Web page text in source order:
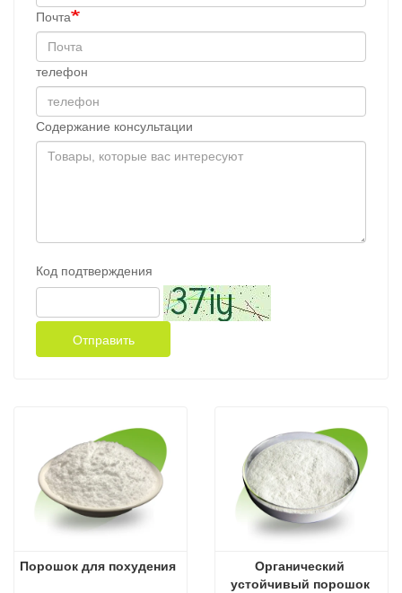
Почта
телефон
Содержание консультации
Код подтверждения
Отправить
Порошок для похудения
Органический
устойчивый порошок